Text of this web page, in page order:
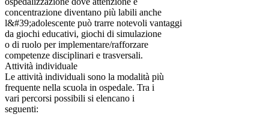
concentrazione diventano più labili anche
l&#39;adolescente può trarre notevoli vantaggi
da giochi educativi, giochi di simulazione
o di ruolo per implementare/rafforzare
competenze disciplinari e trasversali.
Attività individuale
Le attività individuali sono la modalità più
frequente nella scuola in ospedale. Tra i
vari percorsi possibili si elencano i
seguenti: